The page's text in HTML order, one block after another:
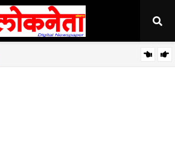
अहिल्यानगर राज्यात सर्वाधिक थंड..!